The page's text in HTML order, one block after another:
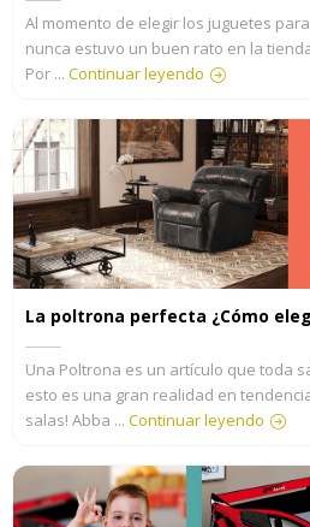
Al momento de elegir los juguetes
nunca estuvo un buen rato en la
Por ... Continuar leyendo
La poltrona perfecta ¿Cómo
Una Poltrona es un artículo que toda
esto es una gran realidad en
salas! Abba ... Continuar leyendo